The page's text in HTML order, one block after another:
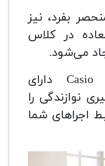
بفرد، نیز
در کلاس
می‌شود.
علاوه بر این، Casio AP700 دارای
نوازندگی را
اجراهای شما